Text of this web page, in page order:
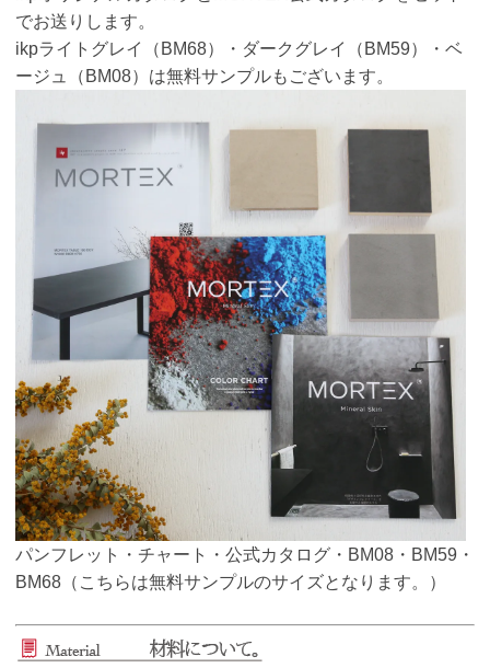
でお送りします。
ikpライトグレイ（BM68）・ダークグレイ（BM59）・ベ
ージュ（BM08）は無料サンプルもございます。
パンフレット・チャート・公式カタログ・BM08・BM59・
BM68（こちらは無料サンプルのサイズとなります。）